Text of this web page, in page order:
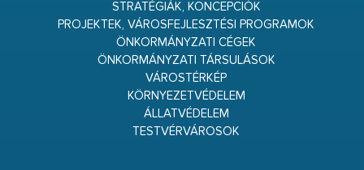
STRATÉGIÁK, KONCEPCIÓK
PROJEKTEK, VÁROSFEJLESZTÉSI PROGRAMOK
ÖNKORMÁNYZATI CÉGEK
ÖNKORMÁNYZATI TÁRSULÁSOK
VÁROSTÉRKÉP
KÖRNYEZETVÉDELEM
ÁLLATVÉDELEM
TESTVÉRVÁROSOK